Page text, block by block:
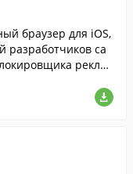
браузер для iOS,
разработчиков са
рекла